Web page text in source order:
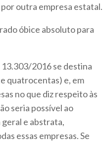
outra empresa estatal.
óbice absoluto para
13.303/2016 se destina
quatrocentas) e, em
no que diz respeito às
seria possível ao
e abstrata,
essas empresas. Se